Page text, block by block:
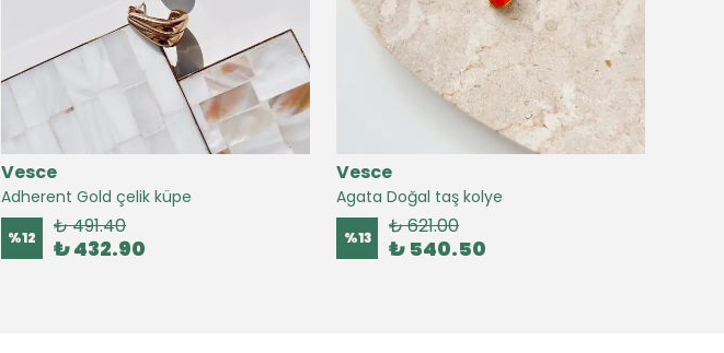
Vesce
Adherent Gold çelik küpe
%12 ₺ 491.40
₺ 432.90
Vesce
Agata Doğal taş kolye
%13 ₺ 621.00
₺ 540.50